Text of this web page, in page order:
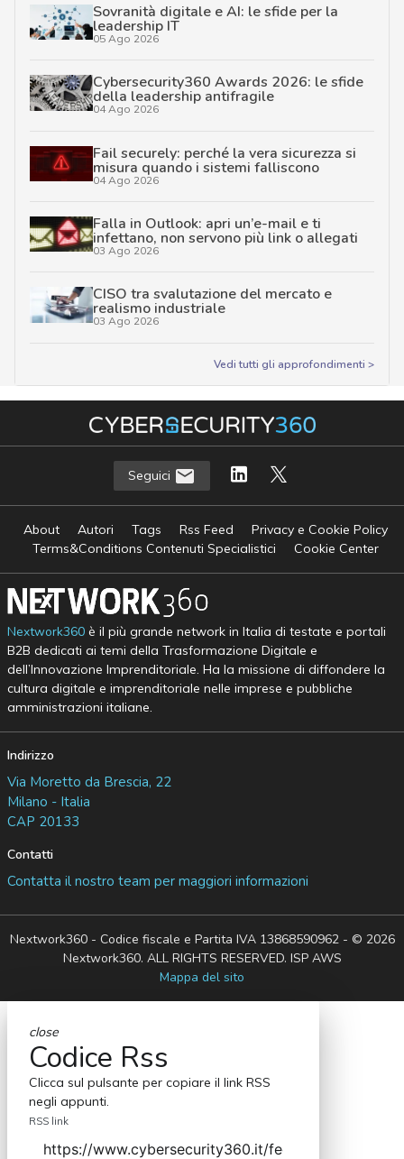
Sovranità digitale e AI: le sfide per la
leadership IT
05 Ago 2026
Cybersecurity360 Awards 2026: le sfide
della leadership antifragile
04 Ago 2026
Fail securely: perché la vera sicurezza si
misura quando i sistemi falliscono
04 Ago 2026
Falla in Outlook: apri un’e-mail e ti
infettano, non servono più link o allegati
03 Ago 2026
CISO tra svalutazione del mercato e
realismo industriale
03 Ago 2026
Vedi tutti gli approfondimenti >
Seguici
About Autori Tags Rss Feed
Privacy e Cookie Policy
Terms&Conditions Contenuti Specialistici
Cookie Center
Nextwork360è il più grande network in Italia di testate e portali
B2B dedicati ai temi della Trasformazione Digitale e
dell’Innovazione Imprenditoriale. Ha la missione di diffondere la
cultura digitale e imprenditoriale nelle imprese e pubbliche
amministrazioni italiane.
Indirizzo
Via Moretto da Brescia, 22
Milano - Italia
CAP 20133
Contatti
Contatta il nostro team per maggiori informazioni
Nextwork360 - Codice fiscale e Partita IVA 13868590962 - © 2026
Nextwork360. ALL RIGHTS RESERVED. ISP AWS
Mappa del sito
close
Codice Rss
Clicca sul pulsante per copiare il link RSS
negli appunti.
RSS link